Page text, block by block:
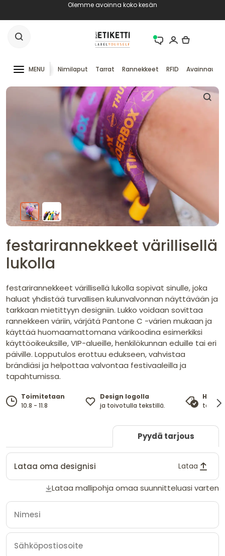
Olemme avoinna koko kesän
MENU Nimilaput Tarrat Rannekkeet RFID
festarirannekkeet värillisellä
lukolla
festarirannekkeet värillisellä lukolla sopivat sinulle, joka
haluat yhdistää turvallisen kulunvalvonnan näyttävään ja
tarkkaan mietittyyn designiin. Lukko voidaan sovittaa
rannekkeen väriin, värjätä Pantone C -värien mukaan ja
käyttää huomaamattomana värikoodina esimerkiksi
käyttöoikeuksille, VIP-alueille, henkilökunnan eduille tai eri
päiville. Lopputulos erottuu edukseen, vahvistaa
brändiäsi ja helpottaa valvontaa festivaaleilla ja
tapahtumissa.
Toimitetaan
10.8 - 11.8
Design logolla
ja toivotulla tekstillä.
takaa
Pyydä tarjous
Lataa oma designisi Lataa
Lataa mallipohja omaa suunnitteluasi varten